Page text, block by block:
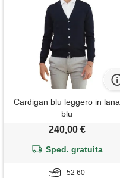
Cardigan blu leggero in lana
blu
240,00 €
Sped. gratuita
52 60